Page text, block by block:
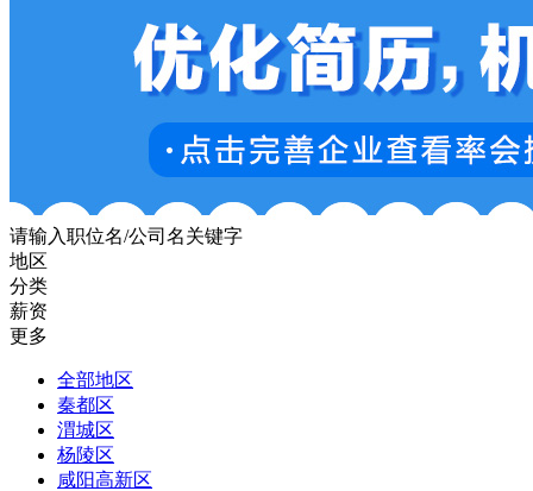
请输入职位名/公司名关键字
地区
分类
薪资
更多
全部地区
秦都区
渭城区
杨陵区
咸阳高新区